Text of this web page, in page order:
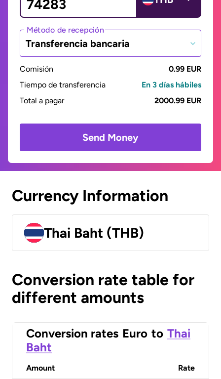
Método de recepción
Transferencia bancaria
Comisión
0.99 EUR
Tiempo de transferencia
En 3 días hábiles
Total a pagar
2000.99 EUR
Send Money
Currency Information
Thai Baht (THB)
Conversion rate table for
different amounts
Conversion rates Euro to Thai
Baht
Amount Rate